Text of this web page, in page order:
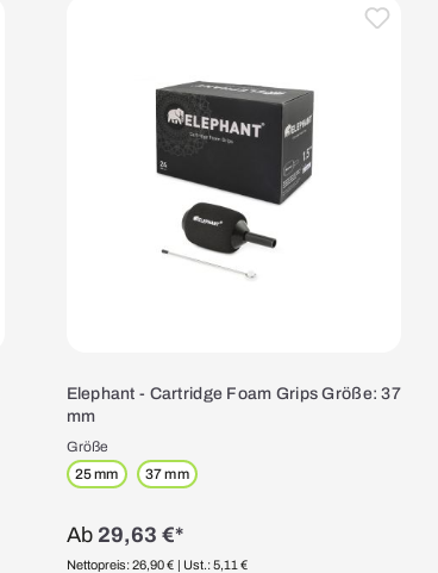
Elephant - Cartridge Foam Grips Größe: 37
mm
Größe
25 mm
37 mm
Ab 29,63 €*
Nettopreis: 26,90 € | Ust.: 5,11 €